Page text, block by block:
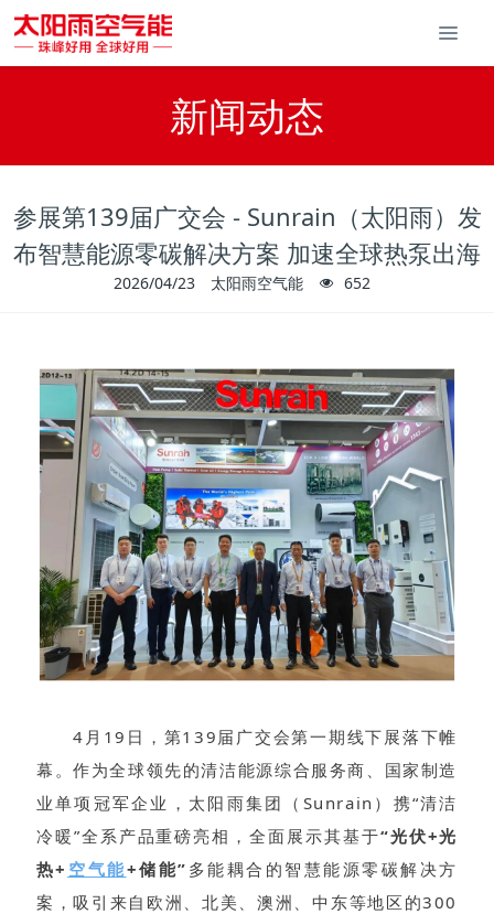
新闻动态
参展第139届广交会 - Sunrain（太阳雨）发
布智慧能源零碳解决方案 加速全球热泵出海
2026/04/23 太阳雨空气能 652
4月19日，第139届广交会第一期线下展落下帷
幕。作为全球领先的清洁能源综合服务商、国家制造
业单项冠军企业，太阳雨集团（Sunrain）携“清洁
冷暖”全系产品重磅亮相，全面展示其基于“光伏+光
热+ 空气能+储能” 多能耦合的智慧能源零碳解决方
案，吸引来自欧洲、北美、澳洲、中东等地区的300